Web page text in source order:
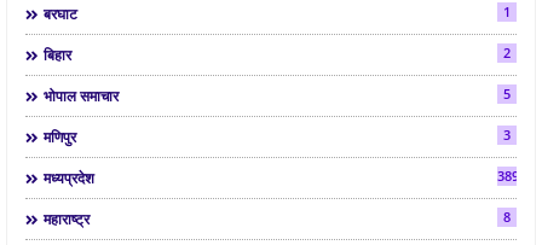
बरघाट 1
बिहार 2
भोपाल समाचार 5
मणिपुर 3
मध्यप्रदेश 3892
महाराष्ट्र 8